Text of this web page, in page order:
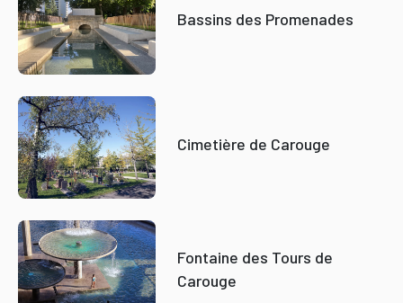
Bassins des Promenades
Cimetière de Carouge
Fontaine des Tours de
Carouge